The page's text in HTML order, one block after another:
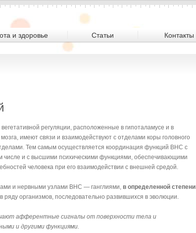
и здоровье Статьи Контакты
регуляции, расположенные в гипоталамусе и в
имеют связи и взаимодействуют с отделами коры головного
Тем самым осуществляется координация функций ВНС с
и с высшими психическими функциями, обеспечивающими
человека при его взаимодействии с внешней средой.
и нервными узлами ВНС — ганглиями, в определенной степени
ряду организмов, последовательно развившихся в эволюции.
афферентные сигналы от поверхности тела и
и другими функциями.